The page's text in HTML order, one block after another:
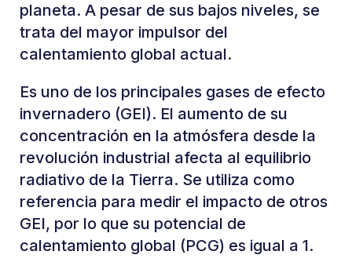
planeta. A pesar de sus bajos niveles, se
trata del mayor impulsor del
calentamiento global actual.
Es uno de los principales gases de efecto
invernadero (GEI). El aumento de su
concentración en la atmósfera desde la
revolución industrial afecta al equilibrio
radiativo de la Tierra. Se utiliza como
referencia para medir el impacto de otros
GEI, por lo que su potencial de
calentamiento global (PCG) es igual a 1.